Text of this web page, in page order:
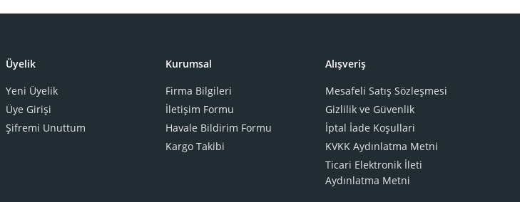
Üyelik
Yeni Üyelik
Üye Girişi
Şifremi Unuttum
Kurumsal
Firma Bilgileri
İletişim Formu
Havale Bildirim Formu
Kargo Takibi
Alışveriş
Mesafeli Satış Sözleşmesi
Gizlilik ve Güvenlik
İptal İade Koşullari
KVKK Aydınlatma Metni
Ticari Elektronik İleti
Aydınlatma Metni